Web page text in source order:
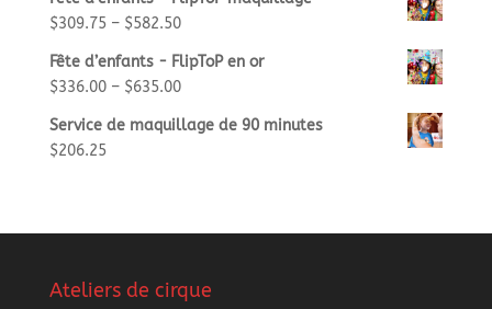
$309.75– $582.50
Fête d’enfants - FlipToP en or
$336.00– $635.00
Service de maquillage de 90 minutes
$206.25
Ateliers de cirque